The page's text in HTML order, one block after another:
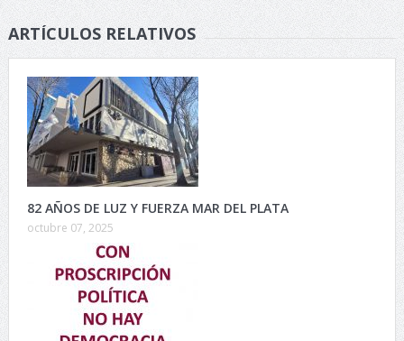
ARTÍCULOS RELATIVOS
82 AÑOS DE LUZ Y FUERZA MAR DEL PLATA
octubre 07, 2025